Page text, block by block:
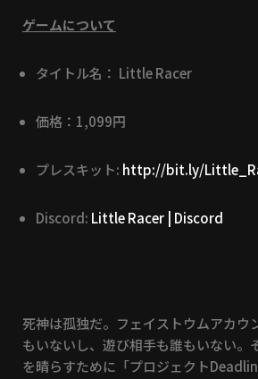
ゲームについて
タイトル名： Little Racer
価格：1,099円
プレスキット: http://bit.ly/
Discord: Little Racer | Discord
死神は孤独だ。フェイストウムアカウ
もいないし、遊び相手も誰もいない。
を晴らすために「プロジェクト